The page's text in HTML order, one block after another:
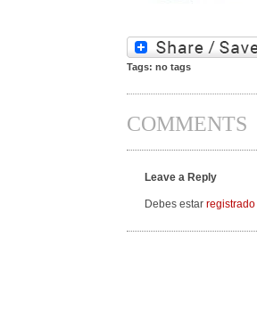
Tags: no tags
COMMENTS
Leave a Reply
Debes estar registrado